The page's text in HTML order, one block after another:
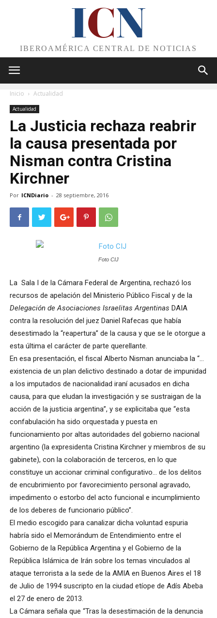
ICN
IBEROAMÉRICA CENTRAL DE NOTICIAS
Inicio Actualidad
Actualidad
La Justicia rechaza reabrir
la causa presentada por
Nisman contra Cristina
Kirchner
Por ICNDiario - 28 septiembre, 2016
Foto CIJ
La Sala I de la Cámara Federal de Argentina, rechazó los
recursos de apelación del Ministerio Público Fiscal y de la
Delegación de Asociaciones Israelitas Argentinas DAIA
contra la resolución del juez Daniel Rafecas que había
desestimado la “reapertura” de la causa y que se le otorgue a
esta última el carácter de parte querellante.
En esa presentación, el fiscal Alberto Nisman anunciaba la “…
existencia de un plan delictivo destinado a dotar de impunidad
a los imputados de nacionalidad iraní acusados en dicha
causa, para que eludan la investigación y se sustraigan de la
acción de la justicia argentina”, y se explicitaba que “esta
confabulación ha sido orquestada y puesta en
funcionamiento por altas autoridades del gobierno nacional
argentino (la expresidenta Cristina Kirchner y miembros de su
gabinete), con la colaboración de terceros, en lo que
constituye un accionar criminal configurativo… de los delitos
de encubrimiento por favorecimiento personal agravado,
impedimento o estorbo del acto funcional e incumplimiento
de los deberes de funcionario público”.
El medio escogido para canalizar dicha voluntad espuria
habría sido el Memorándum de Entendimiento entre el
Gobierno de la República Argentina y el Gobierno de la
República Islámica de Irán sobre los temas vinculados al
ataque terrorista a la sede de la AMIA en Buenos Aires el 18
de Julio de 1994 suscripto en la ciudad etíope de Adís Abeba
el 27 de enero de 2013.
La Cámara señala que “Tras la desestimación de la denuncia